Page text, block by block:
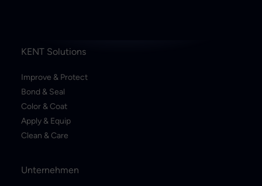
KENT Solutions
Improve & Protect
Bond & Seal
Color & Coat
Apply & Equip
Clean & Care
Unternehmen